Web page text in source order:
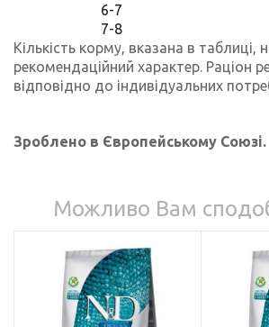
6-7
7-8
Кількість корму, вказана в таблиці,
рекомендаційний характер. Раціон
відповідно до індивідуальних
Зроблено в Європейському Союзі.
Можливо Вам